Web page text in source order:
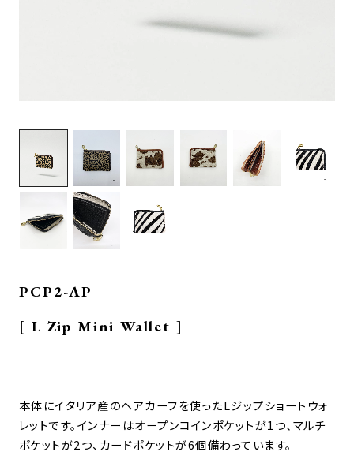
PCP2-AP
[ L Zip Mini Wallet ]
本体にイタリア産のヘアカーフを使ったLジップショートウォ
レットです。インナーはオープンコインポケットが1つ、マルチ
ポケットが2つ、カードポケットが6個備わっています。